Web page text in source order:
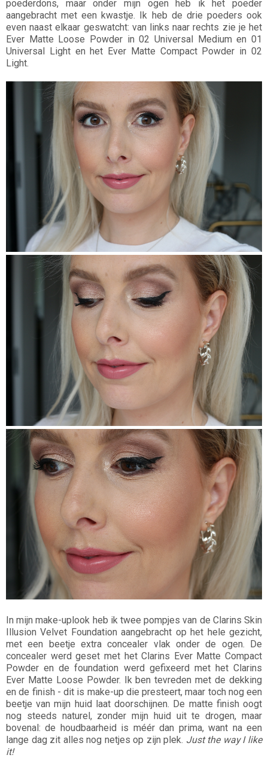
poederdons, maar onder mijn ogen heb ik het poeder
aangebracht met een kwastje. Ik heb de drie poeders ook
even naast elkaar geswatcht: van links naar rechts zie je het
Ever Matte Loose Powder in 02 Universal Medium en 01
Universal Light en het Ever Matte Compact Powder in 02
Light.
In mijn make-uplook heb ik twee pompjes van de Clarins Skin
Illusion Velvet Foundation aangebracht op het hele gezicht,
met een beetje extra concealer vlak onder de ogen. De
concealer werd geset met het Clarins Ever Matte Compact
Powder en de foundation werd gefixeerd met het Clarins
Ever Matte Loose Powder. Ik ben tevreden met de dekking
en de finish - dit is make-up die presteert, maar toch nog een
beetje van mijn huid laat doorschijnen. De matte finish oogt
nog steeds naturel, zonder mijn huid uit te drogen, maar
bovenal: de houdbaarheid is méér dan prima, want na een
lange dag zit alles nog netjes op zijn plek. Just the way I like
it!